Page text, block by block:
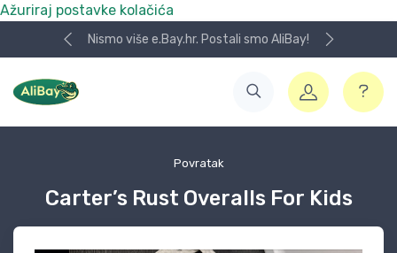
Ažuriraj postavke kolačića
Nismo više e.Bay.hr. Postali smo AliBay!
Povratak
Carter’s Rust Overalls For Kids